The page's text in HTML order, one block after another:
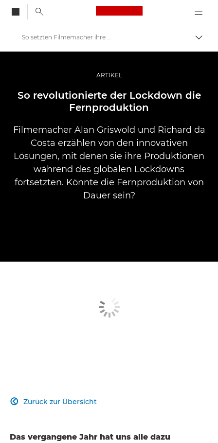
Canon Logo, back
Auf
Professionelle Fotografie und Videos
Geschichten
So setzten Filmemacher ihre Arbeit durch Fernproduktionen fort
ARTIKEL
So revolutionierte der Lockdown die
Fernproduktion
Filmemacher Alan Griswold und Richard da
Costa erzählen von den innovativen
Lösungen, mit denen sie ihre Produktionen
während des globalen Lockdowns
fortsetzten. Könnte die Fernproduktion von
Dauer sein?
Zurück zur Übersicht

Das vergangene Jahr hat uns alle dazu